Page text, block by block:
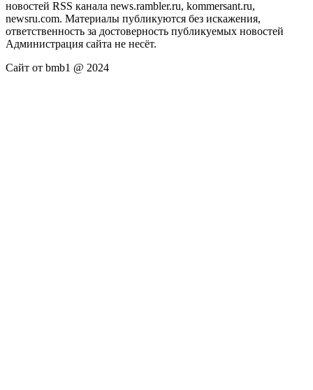
новостей RSS канала news.rambler.ru, kommersant.ru,
newsru.com. Материалы публикуются без искажения,
ответственность за достоверность публикуемых новостей
Администрация сайта не несёт.
Сайт от bmb1 @ 2024